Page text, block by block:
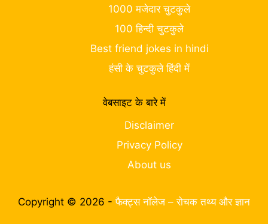
1000 मजेदार चुटकुले
100 हिन्दी चुटकुले
Best friend jokes in hindi
हंसी के चुटकुले हिंदी में
वेबसाइट के बारे में
Disclaimer
Privacy Policy
About us
Copyright © 2026 -फैक्ट्स नॉलेज – रोचक तथ्य और ज्ञान